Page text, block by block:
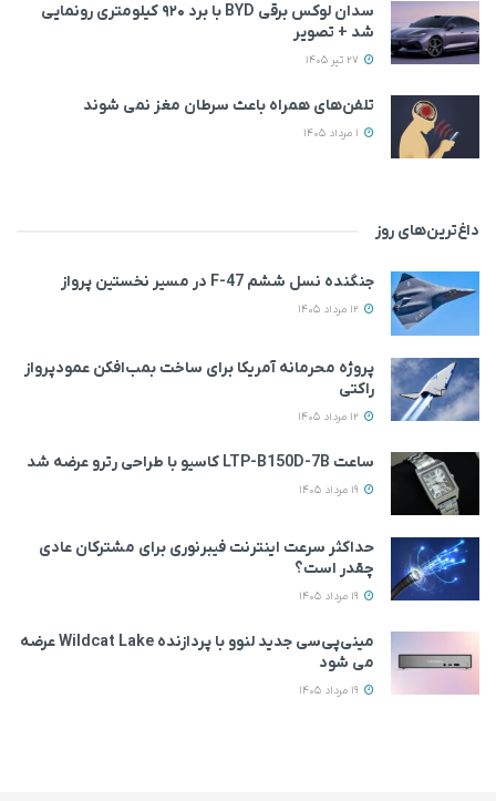
سدان لوکس برقی BYD با برد ۹۲۰ کیلومتری رونمایی
شد + تصویر
تلفن‌های همراه باعث سرطان مغز نمی‌ شوند
داغ‌ترین‌های روز
جنگنده نسل ششم F-47 در مسیر نخستین پرواز
پروژه محرمانه آمریکا برای ساخت بمب‌افکن عمودپرواز
راکتی
ساعت LTP-B150D-7B کاسیو با طراحی رترو عرضه شد
حداکثر سرعت اینترنت فیبرنوری برای مشترکان عادی
چقدر است؟
مینی‌پی‌سی جدید لنوو با پردازنده Wildcat Lake عرضه
می‌ شود